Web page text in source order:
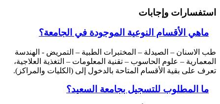
استفسارات وإجابات
ماهي الأقسام النوعية الموجودة في الجامعة؟
طب الاسنان – الصيدلة – المختبرات الطبية – التمريض - الهندسة
المعمارية – علوم الحاسوب – تقنية المعلومات – التغذية العلاجية،
تعرف على بقية الأقسام المتاحة بالدخول إلى (الكليات والمراكز).
ما المطلوب للتسجيل بجامعة السعيد؟